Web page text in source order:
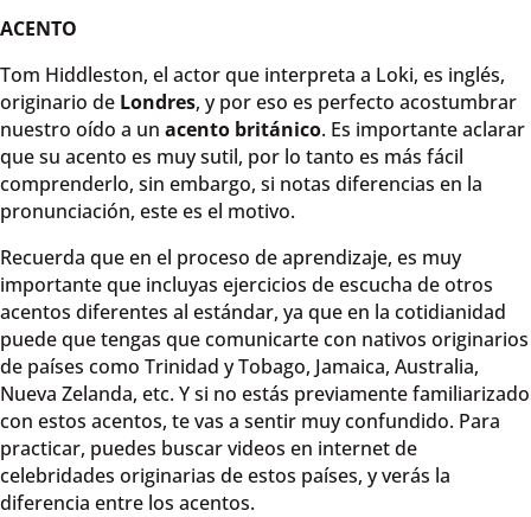
ACENTO
Tom Hiddleston, el actor que interpreta a Loki, es inglés,
originario de Londres, y por eso es perfecto acostumbrar
nuestro oído a un acento británico. Es importante aclarar
que su acento es muy sutil, por lo tanto es más fácil
comprenderlo, sin embargo, si notas diferencias en la
pronunciación, este es el motivo.
Recuerda que en el proceso de aprendizaje, es muy
importante que incluyas ejercicios de escucha de otros
acentos diferentes al estándar, ya que en la cotidianidad
puede que tengas que comunicarte con nativos originarios
de países como Trinidad y Tobago, Jamaica, Australia,
Nueva Zelanda, etc. Y si no estás previamente familiarizado
con estos acentos, te vas a sentir muy confundido. Para
practicar, puedes buscar videos en internet de
celebridades originarias de estos países, y verás la
diferencia entre los acentos.